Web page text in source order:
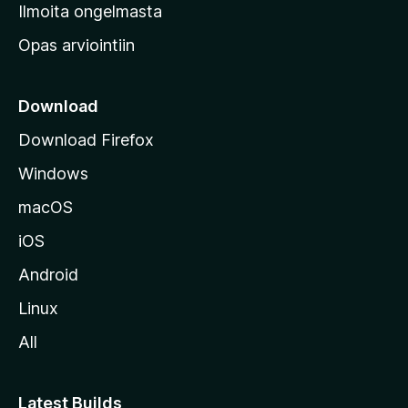
r
k
s
i
s
t
l
Ilmoita ongelmasta
Opas arviointiin
Download
Download Firefox
Windows
macOS
iOS
Android
Linux
All
Latest Builds